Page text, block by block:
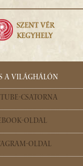
A VILÁGHÁLÓN
CSATORNA
OLDAL
OLDAL